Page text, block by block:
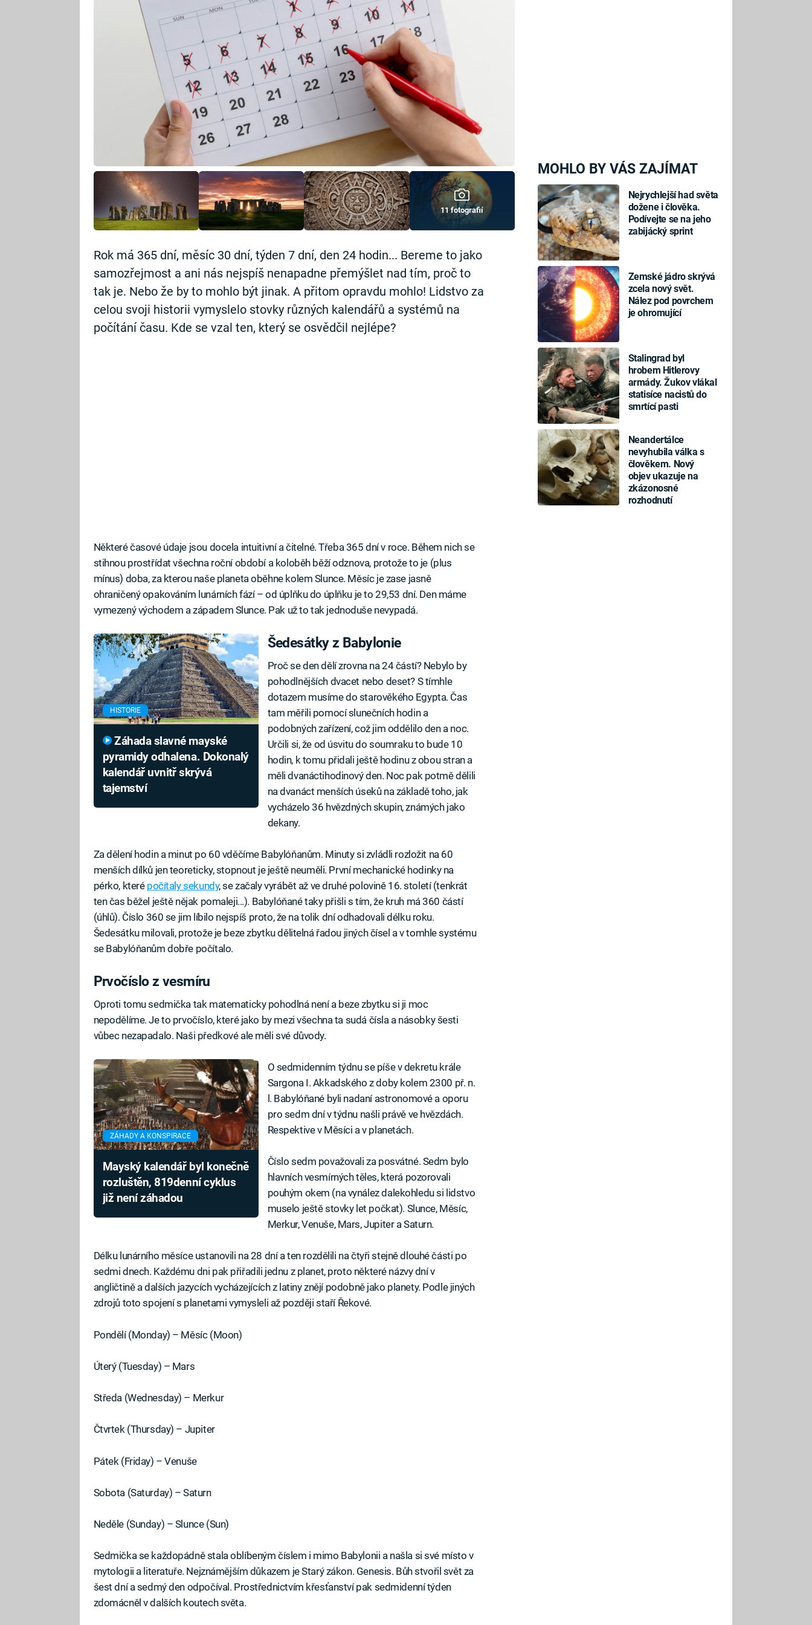
MOHLO BY VÁS ZAJÍMAT
Nejrychlejší had světa
dožene i člověka.
Podívejte se na jeho
zabijácký sprint
Zemské jádro skrývá
zcela nový svět.
Nález pod povrchem
je ohromující
Stalingrad byl
hrobem Hitlerovy
armády. Žukov vlákal
statisíce nacistů do
smrtící pasti
Neandertálce
nevyhubila válka s
člověkem. Nový
objev ukazuje na
zkázonosné
rozhodnutí
11 fotografií
Rok má 365 dní, měsíc 30 dní, týden 7 dní, den 24 hodin... Bereme to jako
samozřejmost a ani nás nejspíš nenapadne přemýšlet nad tím, proč to
tak je. Nebo že by to mohlo být jinak. A přitom opravdu mohlo! Lidstvo za
celou svoji historii vymyslelo stovky různých kalendářů a systémů na
počítání času. Kde se vzal ten, který se osvědčil nejlépe?
Některé časové údaje jsou docela intuitivní a čitelné. Třeba 365 dní v roce. Během nich se
stihnou prostřídat všechna roční období a koloběh běží odznova, protože to je (plus
mínus) doba, za kterou naše planeta oběhne kolem Slunce. Měsíc je zase jasně
ohraničený opakováním lunárních fází – od úplňku do úplňku je to 29,53 dní. Den máme
vymezený východem a západem Slunce. Pak už to tak jednoduše nevypadá.
HISTORIE
Záhada slavné mayské
pyramidy odhalena. Dokonalý
kalendář uvnitř skrývá
tajemství
Šedesátky z Babylonie
Proč se den dělí zrovna na 24 částí? Nebylo by
pohodlnějších dvacet nebo deset? S tímhle
dotazem musíme do starověkého Egypta. Čas
tam měřili pomocí slunečních hodin a
podobných zařízení, což jim oddělilo den a noc.
Určili si, že od úsvitu do soumraku to bude 10
hodin, k tomu přidali ještě hodinu z obou stran a
měli dvanáctihodinový den. Noc pak potmě dělili
na dvanáct menších úseků na základě toho, jak
vycházelo 36 hvězdných skupin, známých jako
dekany.
Za dělení hodin a minut po 60 vděčíme Babylóňanům. Minuty si zvládli rozložit na 60
menších dílků jen teoreticky, stopnout je ještě neuměli. První mechanické hodinky na
pérko, které počítaly sekundy, se začaly vyrábět až ve druhé polovině 16. století (tenkrát
ten čas běžel ještě nějak pomaleji...). Babylóňané taky přišli s tím, že kruh má 360 částí
(úhlů). Číslo 360 se jim líbilo nejspíš proto, že na tolik dní odhadovali délku roku.
Šedesátku milovali, protože je beze zbytku dělitelná řadou jiných čísel a v tomhle systému
se Babylóňanům dobře počítalo.
Prvočíslo z vesmíru
Oproti tomu sedmička tak matematicky pohodlná není a beze zbytku si ji moc
nepodělíme. Je to prvočíslo, které jako by mezi všechna ta sudá čísla a násobky šesti
vůbec nezapadalo. Naši předkové ale měli své důvody.
ZÁHADY A KONSPIRACE
Mayský kalendář byl konečně
rozluštěn, 819denní cyklus
již není záhadou
O sedmidenním týdnu se píše v dekretu krále
Sargona I. Akkadského z doby kolem 2300 př. n.
l. Babylóňané byli nadaní astronomové a oporu
pro sedm dní v týdnu našli právě ve hvězdách.
Respektive v Měsíci a v planetách.
Číslo sedm považovali za posvátné. Sedm bylo
hlavních vesmírných těles, která pozorovali
pouhým okem (na vynález dalekohledu si lidstvo
muselo ještě stovky let počkat). Slunce, Měsíc,
Merkur, Venuše, Mars, Jupiter a Saturn.
Délku lunárního měsíce ustanovili na 28 dní a ten rozdělili na čtyři stejně dlouhé části po
sedmi dnech. Každému dni pak přiřadili jednu z planet, proto některé názvy dní v
angličtině a dalších jazycích vycházejících z latiny znějí podobně jako planety. Podle jiných
zdrojů toto spojení s planetami vymysleli až později staří Řekové.
Pondělí (Monday) – Měsíc (Moon)
Úterý (Tuesday) – Mars
Středa (Wednesday) – Merkur
Čtvrtek (Thursday) – Jupiter
Pátek (Friday) – Venuše
Sobota (Saturday) – Saturn
Neděle (Sunday) – Slunce (Sun)
Sedmička se každopádně stala oblíbeným číslem i mimo Babylonii a našla si své místo v
mytologii a literatuře. Nejznámějším důkazem je Starý zákon. Genesis. Bůh stvořil svět za
šest dní a sedmý den odpočíval. Prostřednictvím křesťanství pak sedmidenní týden
zdomácněl v dalších koutech světa.